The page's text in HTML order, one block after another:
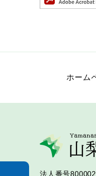
ホーム
法人番号